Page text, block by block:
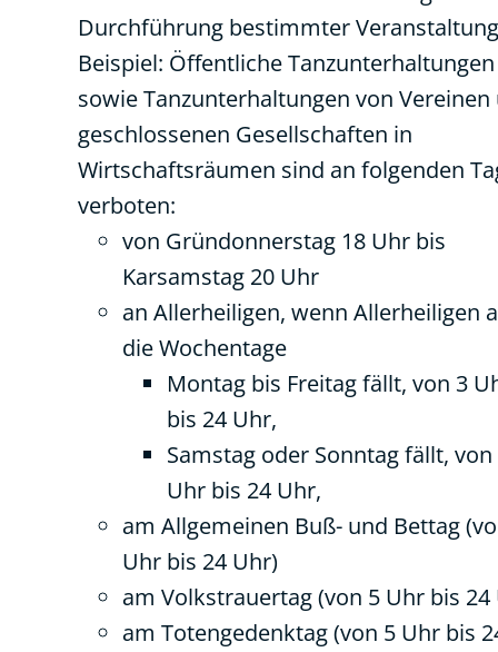
Durchführung bestimmter
Beispiel: Öffentliche Tanzunterhaltungen
sowie Tanzunterhaltungen von Vereinen
geschlossenen Gesellschaften in
Wirtschaftsräumen sind an folgenden
verboten:
von Gründonnerstag 18 Uhr bis
Karsamstag 20 Uhr
an Allerheiligen, wenn Allerheiligen
die Wochentage
Montag bis Freitag fällt, von 3
bis 24 Uhr,
Samstag oder Sonntag fällt, von
Uhr bis 24 Uhr,
am Allgemeinen Buß- und Bettag
Uhr bis 24 Uhr)
am Volkstrauertag (von 5 Uhr bis 24
am Totengedenktag (von 5 Uhr bis